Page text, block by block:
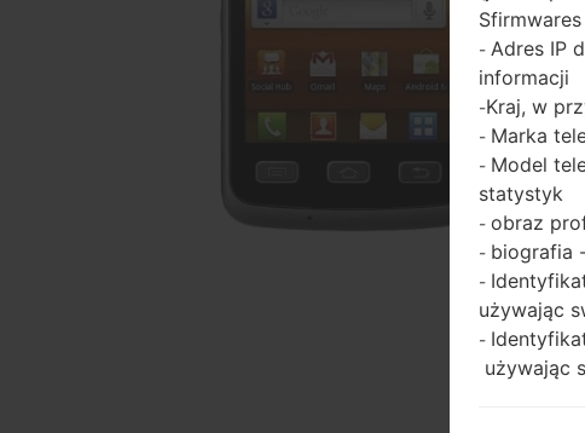
Sfirmwares
- Adres IP
informacji
-Kraj, w
- Marka
- Model
statystyk
- obraz
- biografia
-
używając
-
używając